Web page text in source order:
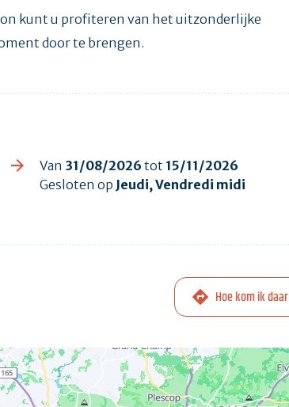
kunt u profiteren van het uitzonderlijke
door te brengen.
Van 31/08/2026 tot 15/11/2026
Gesloten op Jeudi, Vendredi midi
Hoe kom ik daar